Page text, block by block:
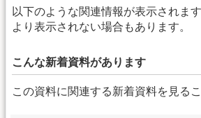
以下のような関連情報が表示されま
より表示されない場合もあります。
こんな新着資料があります
この資料に関連する新着資料を見る